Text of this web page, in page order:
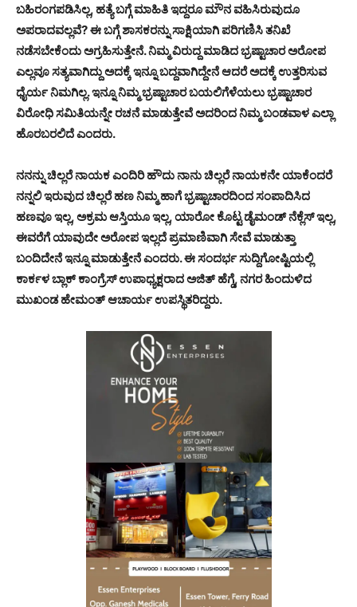
ಬಹಿರಂಗಪಡಿಸಿಲ್ಲ, ಹತ್ಯೆ ಬಗ್ಗೆ ಮಾಹಿತಿ ಇದ್ದರೂ ಮೌನ ವಹಿಸಿರುವುದೂ
ಅಪರಾದವಲ್ಲವೆ? ಈ ಬಗ್ಗೆ ಶಾಸಕರನ್ನು ಸಾಕ್ಷಿಯಾಗಿ ಪರಿಗಣಿಸಿ ತನಿಖೆ
ನಡೆಸಬೇಕೆಂದು ಅಗ್ರಹಿಸುತ್ತೇನೆ. ನಿಮ್ಮ ವಿರುದ್ದ ಮಾಡಿದ ಭ್ರಷ್ಟಾಚಾರ ಅರೋಪ
ಎಲ್ಲವೂ ಸತ್ಯವಾಗಿದ್ದು ಅದಕ್ಕೆ ಇನ್ನೂ ಬದ್ದವಾಗಿದ್ದೇನೆ ಆದರೆ ಅದಕ್ಕೆ ಉತ್ತರಿಸುವ
ಧೈರ್ಯ ನಿಮಗಿಲ್ಲ. ಇನ್ನೂ ನಿಮ್ಮ ಭ್ರಷ್ಟಾಚಾರ ಬಯಲಿಗೆಳೆಯಲು ಭ್ರಷ್ಟಾಚಾರ
ವಿರೋಧಿ ಸಮಿತಿಯನ್ನೇ ರಚನೆ ಮಾಡುತ್ತೇವೆ ಅದರಿಂದ ನಿಮ್ಮ ಬಂಡವಾಳ ಎಲ್ಲಾ
ಹೊರಬರಲಿದೆ ಎಂದರು.
ನನನ್ನು ಚಿಲ್ಲರೆ ನಾಯಕ ಎಂದಿರಿ ಹೌದು ನಾನು ಚಿಲ್ಲರೆ ನಾಯಕನೇ ಯಾಕೆಂದರೆ
ನನ್ನಲಿ ಇರುವುದ ಚಿಲ್ಲರೆ ಹಣ ನಿಮ್ಮ ಹಾಗೆ ಭ್ರಷ್ಟಾಚಾರದಿಂದ ಸಂಪಾದಿಸಿದ
ಹಣವೂ ಇಲ್ಲ, ಅಕ್ರಮ ಆಸ್ತಿಯೂ ಇಲ್ಲ, ಯಾರೋ ಕೊಟ್ಟ ಡೈಮಂಡ್ ನೆಕ್ಲೆಸ್ ಇಲ್ಲ,
ಈವರೆಗೆ ಯಾವುದೇ ಅರೋಪ ಇಲ್ಲದೆ ಪ್ರಮಾಣಿವಾಗಿ ಸೇವೆ ಮಾಡುತ್ತಾ
ಬಂದಿದೇನೆ ಇನ್ನೂ ಮಾಡುತ್ತೇನೆ ಎಂದರು. ಈ ಸಂದರ್ಭ ಸುದ್ದಿಗೋಷ್ಟಿಯಲ್ಲಿ
ಕಾರ್ಕಳ ಬ್ಲಾಕ್ ಕಾಂಗ್ರೆಸ್ ಉಪಾಧ್ಯಕ್ಷರಾದ ಅಜಿತ್ ಹೆಗ್ಡೆ, ನಗರ ಹಿಂದುಳಿದ
ಮುಖಂಡ ಹೇಮಂತ್ ಆಚಾರ್ಯ ಉಪಸ್ಥಿತರಿದ್ದರು.